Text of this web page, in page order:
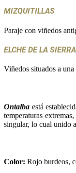
MIZQUITILLAS
Paraje con viñedos
ELCHE DE LA SIERRA
Viñedos situados a
Ontalba está
temperaturas
singular, lo cual unido
Color: Rojo burdeos,